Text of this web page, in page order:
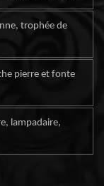
trophée de
pierre et fonte
lampadaire,